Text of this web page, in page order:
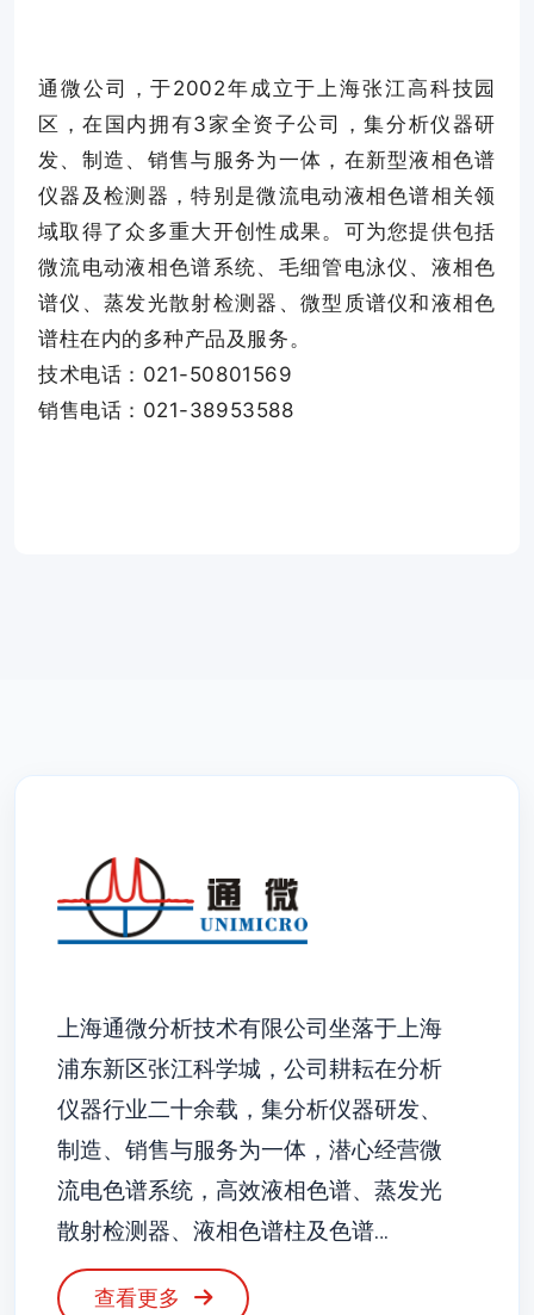
通微公司，于2002年成立于上海张江高科技园
区，在国内拥有3家全资子公司，集分析仪器研
发、制造、销售与服务为一体，在新型液相色谱
仪器及检测器，特别是微流电动液相色谱相关领
域取得了众多重大开创性成果。可为您提供包括
微流电动液相色谱系统、毛细管电泳仪、液相色
谱仪、蒸发光散射检测器、微型质谱仪和液相色
谱柱在内的多种产品及服务。
技术电话：021-50801569
销售电话：021-38953588
上海通微分析技术有限公司坐落于上海
浦东新区张江科学城，公司耕耘在分析
仪器行业二十余载，集分析仪器研发、
制造、销售与服务为一体，潜心经营微
流电色谱系统，高效液相色谱、蒸发光
散射检测器、液相色谱柱及色谱…
查看更多